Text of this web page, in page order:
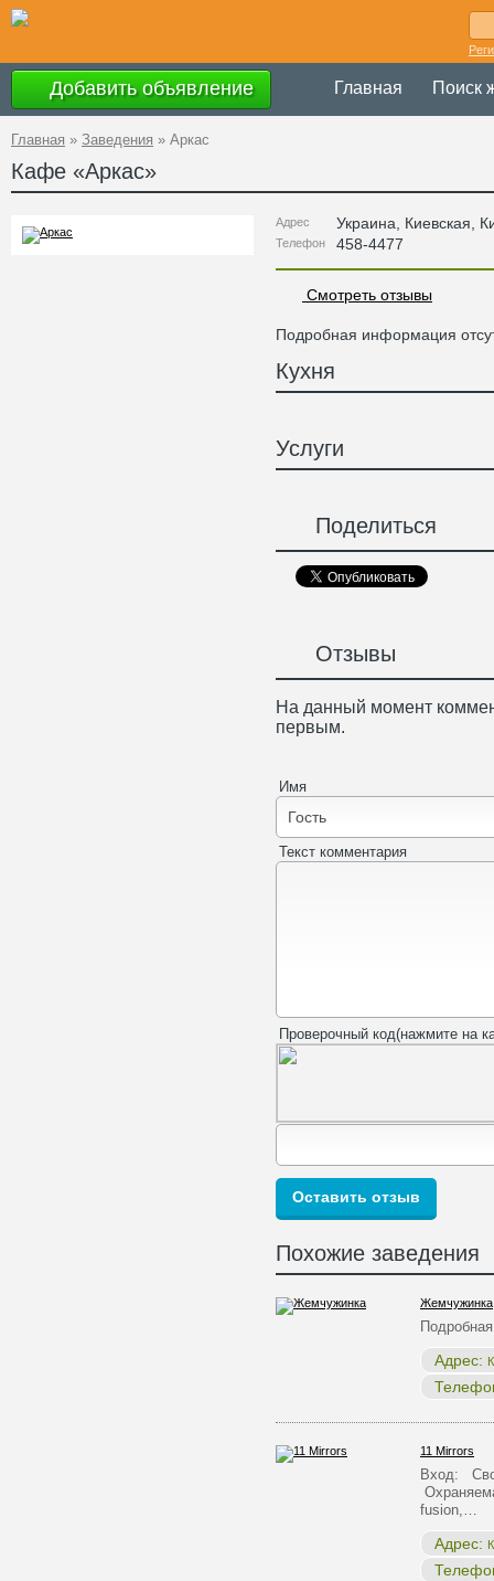
Добавить объявление Главная Поиск
Главная » Заведения » Аркас
Кафе «Аркас»
Адрес Украина Киевская ,
Телефон 458-4477
Смотреть отзывы
Подробная информация
Кухня
Услуги
Поделиться
Отзывы
На данный момент
первым.
Имя
Текст комментария
Проверочный код(нажмите на
Похожие заведения
Жемчужинка
Адрес:
11 Mirrors
Вход:
fusion,…
Адрес: